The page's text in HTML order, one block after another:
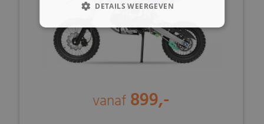
vanaf 899,-
DETAILS WEERGEVEN